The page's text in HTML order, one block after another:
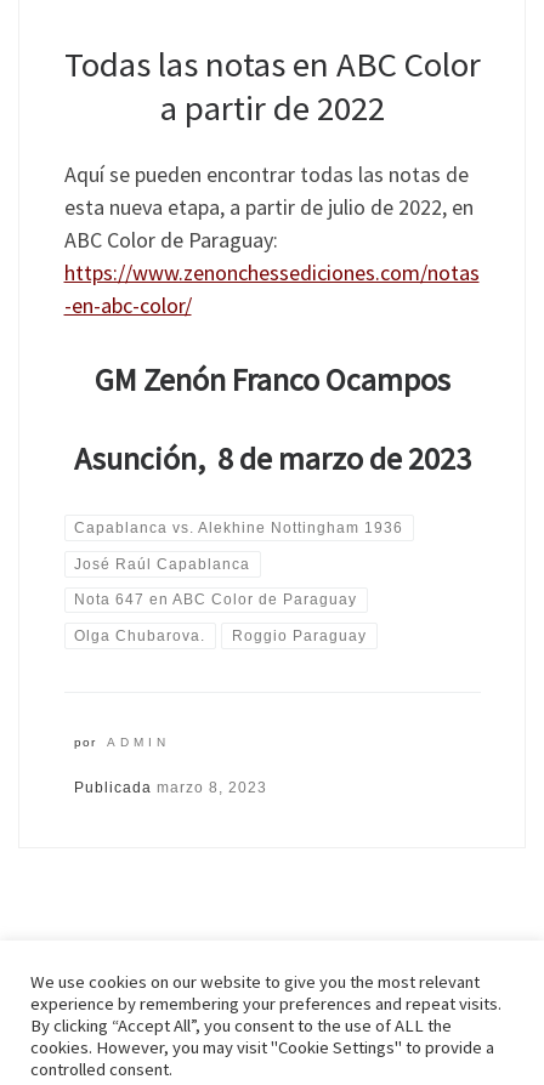
Todas las notas en ABC Color
a partir de 2022
Aquí se pueden encontrar todas las notas de
esta nueva etapa, a partir de julio de 2022, en
ABC Color de Paraguay:
https://www.zenonchessediciones.com/notas
-en-abc-color/
GM Zenón Franco Ocampos
Asunción, 8 de marzo de 2023
Capablanca vs. Alekhine Nottingham 1936
José Raúl Capablanca
Nota 647 en ABC Color de Paraguay
Olga Chubarova. Roggio Paraguay
por ADMIN
Publicada marzo 8, 2023
© 2026Zenonchess Ediciones– Todos los derechos reservados
Funciona con – Diseñado con el Tema Customizr
We use cookies on our website to give you the most relevant
experience by remembering your preferences and repeat visits.
By clicking “Accept All”, you consent to the use of ALL the
cookies. However, you may visit "Cookie Settings" to provide a
controlled consent.